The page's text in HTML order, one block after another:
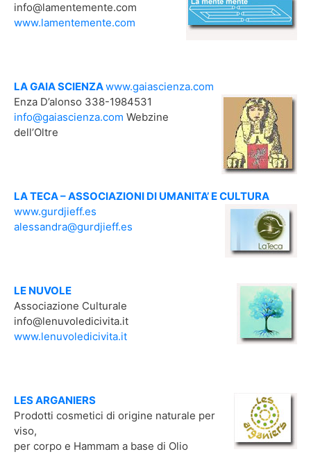
info@lamentemente.com
www.lamentemente.com
LA GAIA SCIENZAwww.gaiascienza.com
Enza D’alonso 338-1984531
info@gaiascienza.com Webzine
dell’Oltre
LA TECA – ASSOCIAZIONI DI UMANITA’ E CULTURA
www.gurdjieff.es
alessandra@gurdjieff.es
LE NUVOLE
Associazione Culturale
info@lenuvoledicivita.it
www.lenuvoledicivita.it
LES ARGANIERS
Prodotti cosmetici di origine naturale per
viso,
per corpo e Hammam a base di Olio